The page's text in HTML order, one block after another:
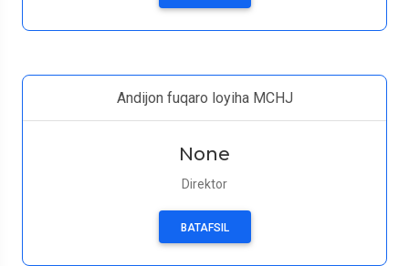
Andijon fuqaro loyiha MCHJ
None
Direktor
BATAFSIL